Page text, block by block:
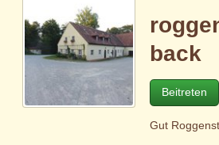
back
Beitreten
Gut